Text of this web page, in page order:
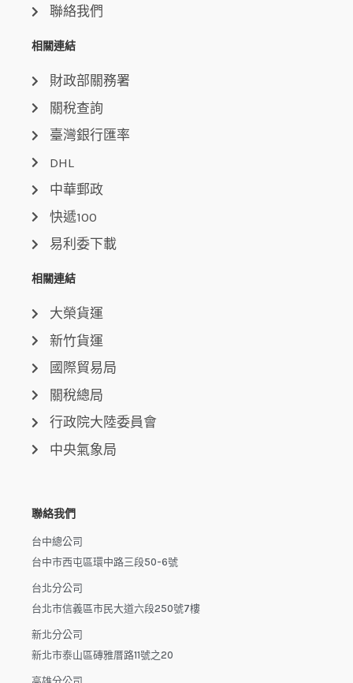
聯絡我們
相關連結
財政部關務署
關稅查詢
臺灣銀行匯率
DHL
中華郵政
快遞100
易利委下載
相關連結
大榮貨運
新竹貨運
國際貿易局
關稅總局
行政院大陸委員會
中央氣象局
聯絡我們
台中總公司
台中市西屯區環中路三段50-6號
台北分公司
台北市信義區市民大道六段250號7樓
新北分公司
新北市泰山區磚雅厝路11號之20